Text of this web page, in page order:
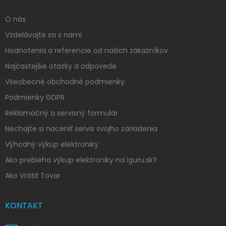
O nás
Vzdelávajte sa s nami
Hodnotenia a referencie od našich zákazníkov
Najčastejšie otázky a odpovede
Všeobecné obchodné podmienky
Podmienky GDPR
Reklamačný a servisný formulár
Nechajte si naceniť servis svojho zariadenia
Výhodný výkup elektroniky
Ako prebieha výkup elektroniky na iguru.sk?
Ako Vrátiť Tovar
KONTAKT